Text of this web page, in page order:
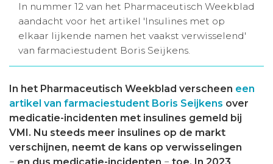
Winkelwagentje
Aanmelden nieuwsbrief
Toegang leeromgeving
In nummer 12 van het Pharmaceutisch Weekblad
aandacht voor het artikel 'Insulines met op
elkaar lijkende namen het vaakst verwisselend'
van farmaciestudent Boris Seijkens.
In het Pharmaceutisch Weekblad verscheen een
artikel van farmaciestudent Boris Seijkens over
medicatie-incidenten met insulines gemeld bij
VMI. Nu steeds meer insulines op de markt
verschijnen, neemt de kans op verwisselingen